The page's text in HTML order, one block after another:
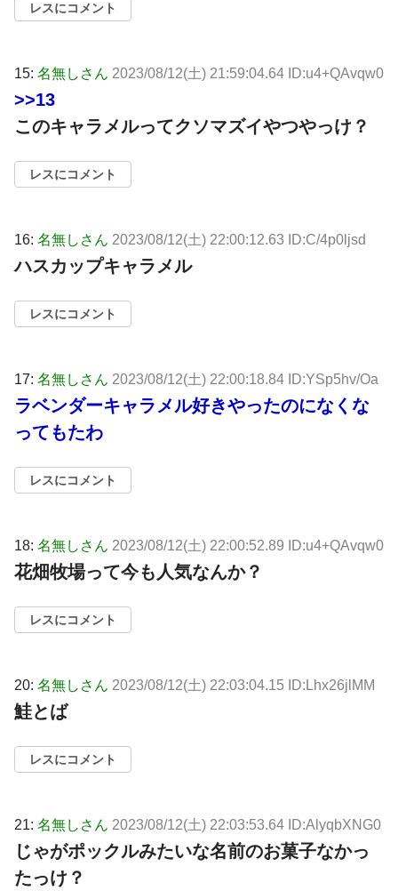
レスにコメント
15: 名無しさん 2023/08/12(土) 21:59:04.64 ID:u4+QAvqw0
>>13
このキャラメルってクソマズイやつやっけ？
レスにコメント
16: 名無しさん 2023/08/12(土) 22:00:12.63 ID:C/4p0ljsd
ハスカップキャラメル
レスにコメント
17: 名無しさん 2023/08/12(土) 22:00:18.84 ID:YSp5hv/Oa
ラベンダーキャラメル好きやったのになくな
ってもたわ
レスにコメント
18: 名無しさん 2023/08/12(土) 22:00:52.89 ID:u4+QAvqw0
花畑牧場って今も人気なんか？
レスにコメント
20: 名無しさん 2023/08/12(土) 22:03:04.15 ID:Lhx26jlMM
鮭とば
レスにコメント
21: 名無しさん 2023/08/12(土) 22:03:53.64 ID:AlyqbXNG0
じゃがポックルみたいな名前のお菓子なかっ
たっけ？